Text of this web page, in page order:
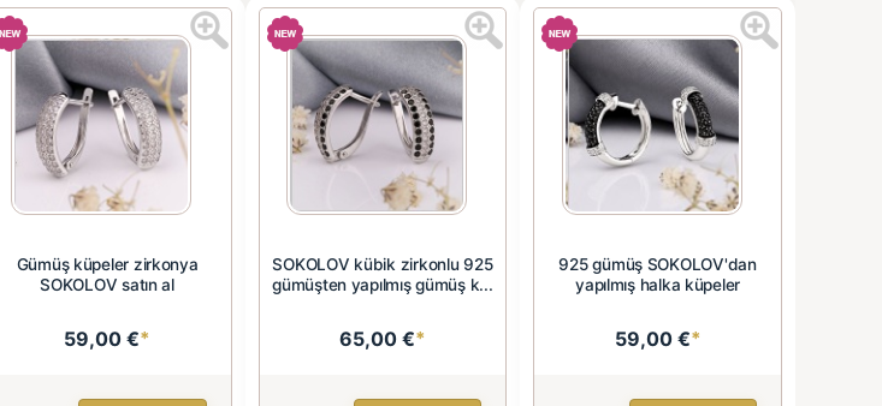
Gümüş küpeler zirkonya
SOKOLOV satın al
59,00 €*
SOKOLOV kübik zirkonlu 925
gümüşten yapılmış gümüş k...
65,00 €*
925 gümüş SOKOLOV'dan
yapılmış halka küpeler
59,00 €*